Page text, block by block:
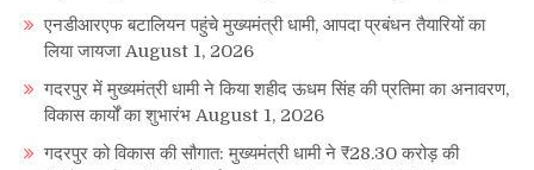
एनडीआरएफ बटालियन पहुंचे मुख्यमंत्री धामी, आपदा प्रबंधन तैयारियों का
लिया जायजा August 1, 2026
गदरपुर में मुख्यमंत्री धामी ने किया शहीद ऊधम सिंह की प्रतिमा का अनावरण,
विकास कार्यों का शुभारंभ August 1, 2026
गदरपुर को विकास की सौगात: मुख्यमंत्री धामी ने ₹28.30 करोड़ की